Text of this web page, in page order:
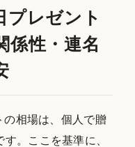
プレゼント
係性・連名
の相場は、個人で贈
。ここを基準に、